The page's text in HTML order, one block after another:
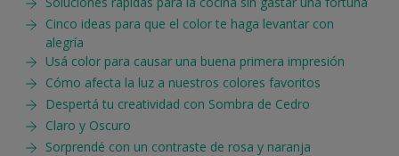
Cinco ideas para que el color te haga levantar con
alegría
Usá color para causar una buena primera impresión
Cómo afecta la luz a nuestros colores favoritos
Despertá tu creatividad con Sombra de Cedro
Claro y Oscuro
Sorprendé con un contraste de rosa y naranja